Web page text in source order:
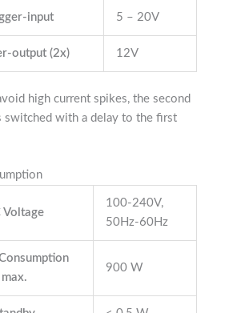
input 5 – 20V
output (2x) 12V
high current spikes, the second
switched with a delay to the first
Voltage
100-240V,
50Hz-60Hz
max.
900 W